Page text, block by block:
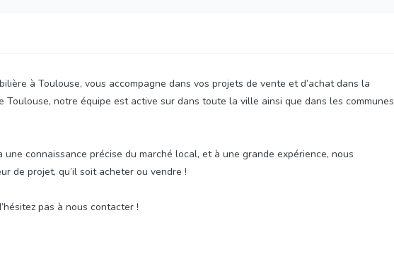
à Toulouse, vous accompagne dans vos projets de vente et d’achat dans la
notre équipe est active sur dans toute la ville ainsi que dans les communes
connaissance précise du marché local, et à une grande expérience, nous
de projet, qu’il soit acheter ou vendre !
pas à nous contacter !